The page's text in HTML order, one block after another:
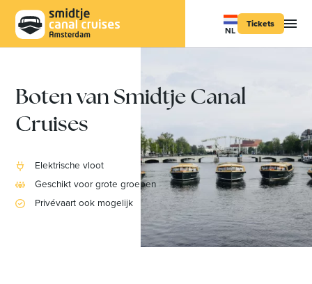
NL
Tickets
Boten van Smidtje Canal
Cruises
Elektrische vloot
Geschikt voor grote groepen
Privévaart ook mogelijk